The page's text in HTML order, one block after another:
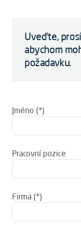
Uveďte,
abychom
požadavku.
Jméno
Pracovní pozice
Firma